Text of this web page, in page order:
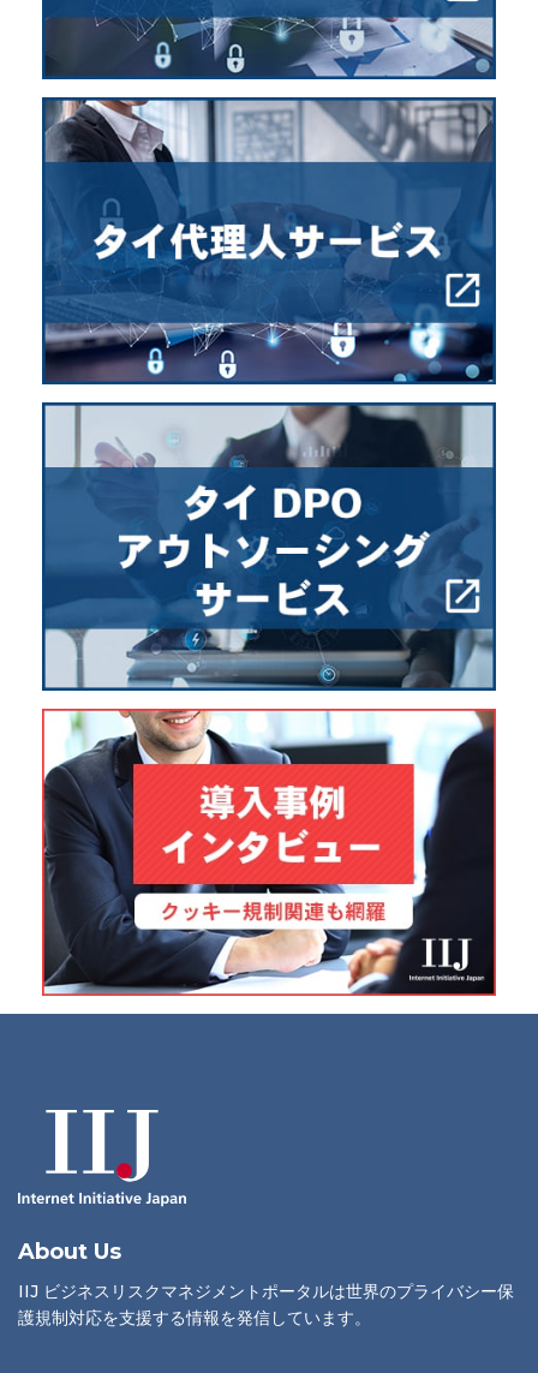
About Us
IIJ ビジネスリスクマネジメントポータルは世界のプライバシー保
護規制対応を支援する情報を発信しています。